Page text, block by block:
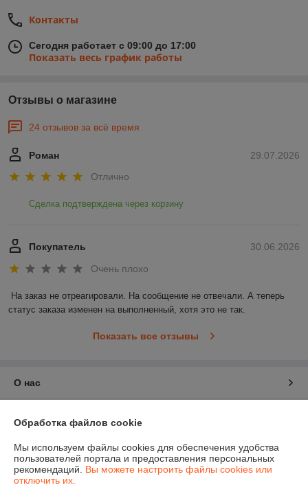
Контакты
Сегодня работает с 09:00 до 17:00
Показать весь график работы
Отзывы о магазине
24 отзывов за всё время
29.07.2026
Роман
Отлично
Сделка подтверждена через корзину
30.06.2026
Покупатель
Очень плохо
На заказ не отреагировали. На сообщение не отвечали. А теперь
статус заказа изменен на выполненный, хотя это не так.
Показать все отзывы
О нас
Доставка и оплата
График работы
Обработка файлов cookie
Мы используем файлы cookies для обеспечения удобства
пользователей портала и предоставления персональных
рекомендаций. Вы можете настроить файлы cookies или
отключить их.